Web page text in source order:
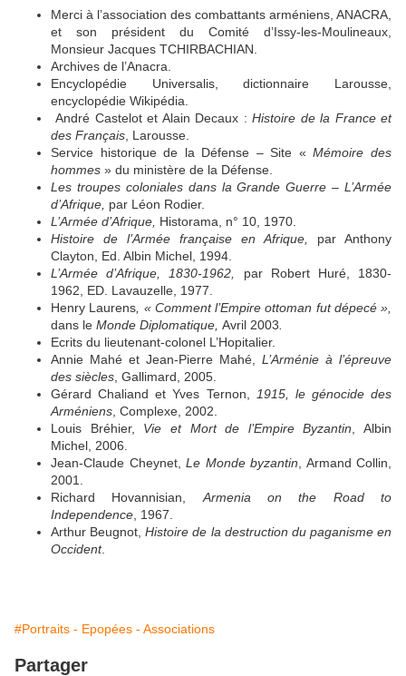
Merci à l’association des combattants arméniens, ANACRA,
et son président du Comité d’Issy-les-Moulineaux,
Monsieur Jacques TCHIRBACHIAN.
Archives de l’Anacra.
Encyclopédie Universalis, dictionnaire Larousse,
encyclopédie Wikipédia.
André Castelot et Alain Decaux :Histoire de la France et
des Français , Larousse.
Service historique de la Défense – Site «Mémoire des
hommes » du ministère de la Défense.
Les troupes coloniales dans la Grande Guerre – L’Armée
d’Afrique, par Léon Rodier.
L’Armée d’Afrique, Historama, n° 10, 1970.
Histoire de l’Armée française en Afrique, par Anthony
Clayton, Ed. Albin Michel, 1994.
L’Armée d’Afrique, 1830-1962, par Robert Huré, 1830-
1962, ED. Lavauzelle, 1977.
Henry Laurens , « Comment l’Empire ottoman fut dépecé »,
dans le Monde Diplomatique, Avril 2003
Ecrits du lieutenant-colonel L’Hopitalier.
Annie Mahé et Jean-Pierre Mahé, L’Arménie à l’épreuve
des siècles , Gallimard, 2005.
Gérard Chaliand et Yves Ternon,
1915, le génocide des
Arméniens , Complexe, 2002.
Louis Bréhier, Vie et Mort de l’Empire Byzantin , Albin
Michel, 2006.
Jean-Claude Cheynet, Le Monde byzantin , Armand Collin,
2001.
Richard Hovannisian, Armenia on the Road to
Independence , 1967.
Arthur Beugnot,Histoire de la destruction du paganisme en
Occident.
#Portraits - Epopées - Associations
Partager